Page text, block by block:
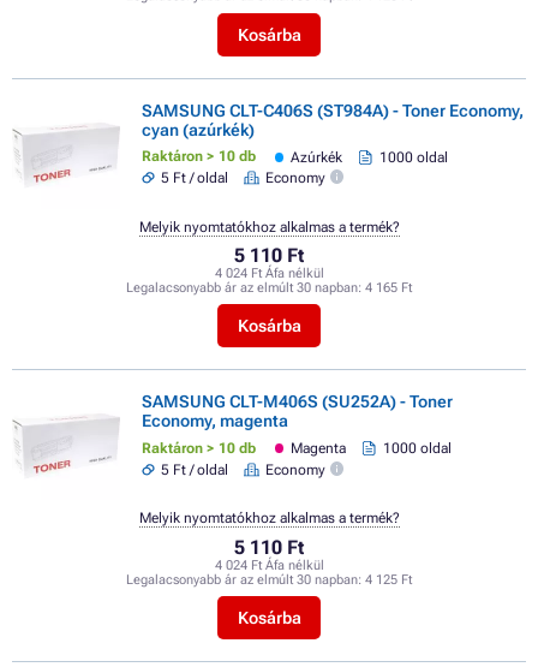
Kosárba
SAMSUNG CLT-C406S (ST984A) - Toner Economy,
cyan (azúrkék)
Raktáron > 10 db Azúrkék
1000 oldal
5 Ft / oldal
Economy
5 110 Ft
4 024 Ft Áfa nélkül
Legalacsonyabb ár az elmúlt 30 napban: 4 165 Ft
Kosárba
Melyik nyomtatókhoz alkalmas a termék?
SAMSUNG CLT-M406S (SU252A) - Toner
Economy, magenta
Raktáron > 10 db Magenta
1000 oldal
5 Ft / oldal
Economy
5 110 Ft
4 024 Ft Áfa nélkül
Legalacsonyabb ár az elmúlt 30 napban: 4 125 Ft
Kosárba
Melyik nyomtatókhoz alkalmas a termék?